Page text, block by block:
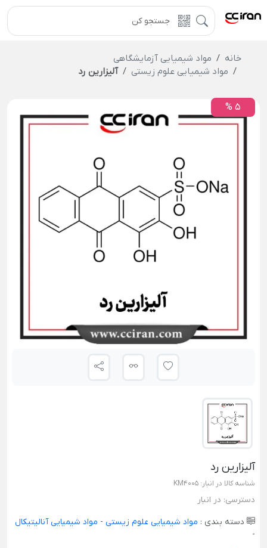
خانه
مواد شیمیایی آزمایشگاهی
مواد شیمیایی علوم زیستی
آلیزارين رد
5 %
آلیزارين رد
شناسه کالا در انبار: KM4005
دسترسی: در انبار
دسته بندی : مواد شیمیایی علوم زیستی - مواد شیمیایی آنالیتیکال
-